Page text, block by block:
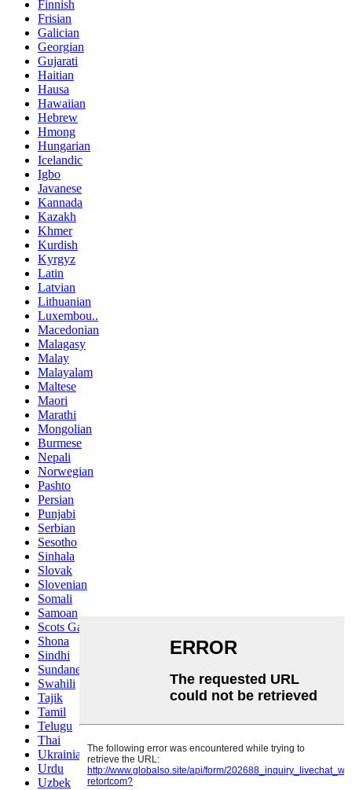
Finnish
Frisian
Galician
Georgian
Gujarati
Haitian
Hausa
Hawaiian
Hebrew
Hmong
Hungarian
Icelandic
Igbo
Javanese
Kannada
Kazakh
Khmer
Kurdish
Kyrgyz
Latin
Latvian
Lithuanian
Luxembou..
Macedonian
Malagasy
Malay
Malayalam
Maltese
Maori
Marathi
Mongolian
Burmese
Nepali
Norwegian
Pashto
Persian
Punjabi
Serbian
Sesotho
Sinhala
Slovak
Slovenian
Somali
Samoan
Scots Gaelic
Shona
Sindhi
Sundanese
Swahili
Tajik
Tamil
Telugu
Thai
Ukrainian
Urdu
Uzbek